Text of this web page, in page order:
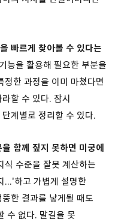
빠르게 찾아볼 수 있다는
능을 활용해 필요한 부분을
정한 과정을 이미 마쳤다면
할 수 있다. 잠시
계별로 정리할 수 있다.
함께 짚지 못하면 미궁에
식 수준을 잘못 계산하는
...'하고 가볍게 설명한
한 결과를 낳게될 때도
수 없다. 말길을 못